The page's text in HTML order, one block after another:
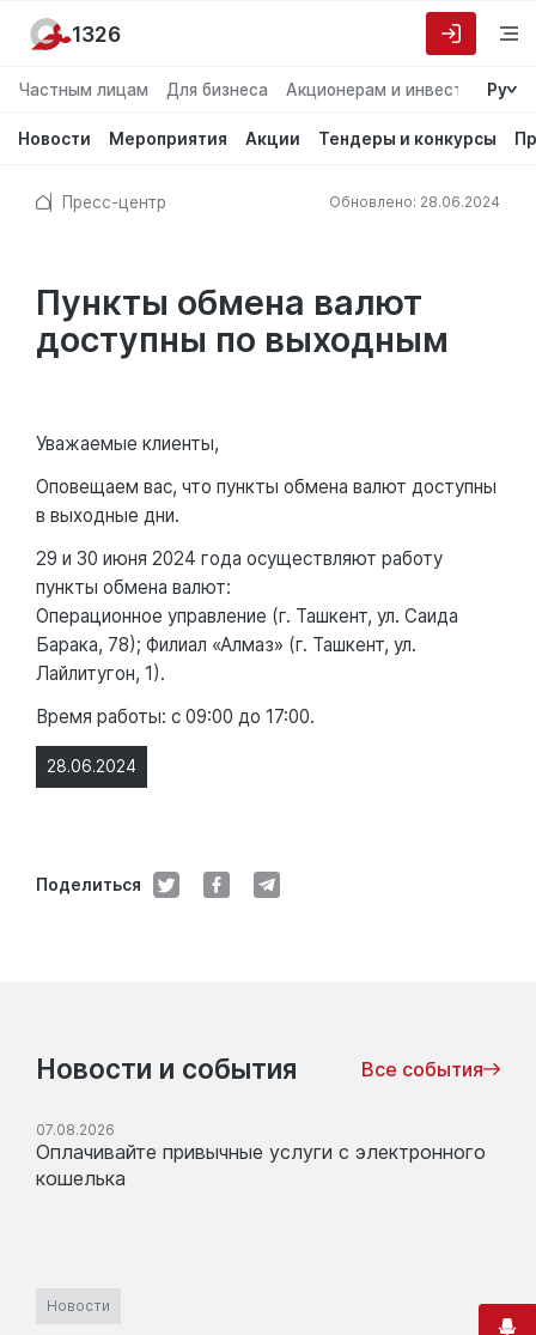
Частным лицам Для бизнеса Акционерам и инвесторам
Ру
Новости Мероприятия Акции Тендеры и конкурсы
1326
Пресс-центр Обновлено: 28.06.2024
Пункты обмена валют
доступны по выходным
28.06.2024
Поделиться
Уважаемые клиенты,
Оповещаем вас, что пункты обмена валют доступны
в выходные дни.
29 и 30 июня 2024 года осуществляют работу
пункты обмена валют:
Операционное управление (г. Ташкент, ул. Саида
Барака, 78); Филиал «Алмаз» (г. Ташкент, ул.
Лайлитугон, 1).
Время работы: с 09:00 до 17:00.
Новости и события Все события
07.08.2026
Оплачивайте привычные услуги с электронного
кошелька
Новости